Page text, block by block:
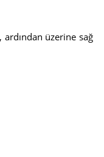
üzerine sağ